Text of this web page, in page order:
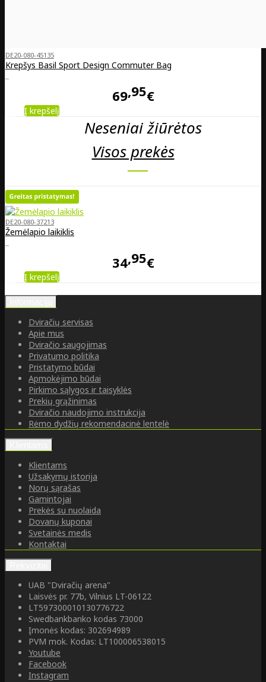
DE20-080-45135
Krepšys Basil Sport Design Commuter Bag
..
69 95€
Į krepšelį
Neseniai žiūrėtos
Visos prekės
DE20-080-37213
Žemėlapio laikiklis
..
34 95€
Į krepšelį
Dviračių servisas
Apie mus
Dviračio saugojimas
Privatumo politika
Pristatymo būdai
Apmokėjimo būdai
Pirkimo sąlygos ir taisyklės
Prekių grąžinimas
Dviračio naudojimo instrukcija
Rėmo dydžių rekomendacinė lentelė
Klientams
Užsakymų istorija
Norų sąrašas
Gamintojai
Prekės su nuolaida
Dovanų kuponai
Svetainės medis
Kontaktai
UAB "Dviračių arena"
Laisvės pr. 77b, Vilnius LT-06122
LT597300010130776722
Swedbankbanko kodas 73000
Įmonės kodas: 302694989
PVM mok. Kodas: LT100006538015
Youtube
Facebook
Instagram